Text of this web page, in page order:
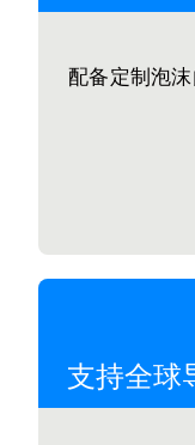
配备定制泡沫
支持全球